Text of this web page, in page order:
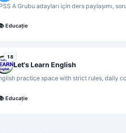
A Grubu adayları için ders paylaşımı,
Educație
18
Let's Learn English
practice space with strict rules, daily
Educație